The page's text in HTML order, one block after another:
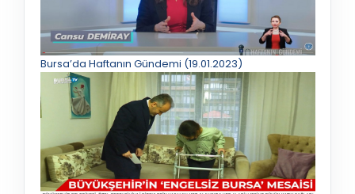
Bursa’da Haftanın Gündemi (19.01.2023)